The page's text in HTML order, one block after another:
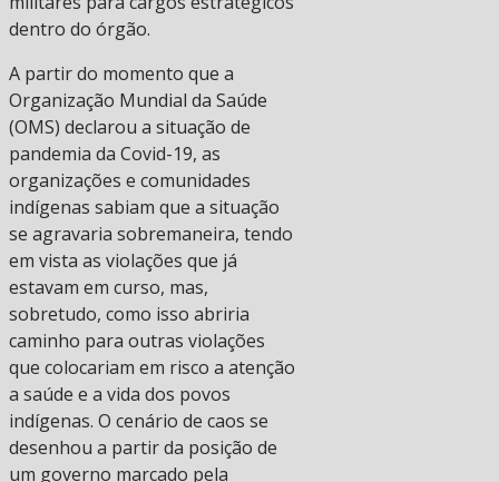
dentro do órgão.
A partir do momento que a
Organização Mundial da Saúde
(OMS) declarou a situação de
pandemia da Covid-19, as
organizações e comunidades
indígenas sabiam que a situação
se agravaria sobremaneira, tendo
em vista as violações que já
estavam em curso, mas,
sobretudo, como isso abriria
caminho para outras violações
que colocariam em risco a atenção
a saúde e a vida dos povos
indígenas. O cenário de caos se
desenhou a partir da posição de
um governo marcado pela